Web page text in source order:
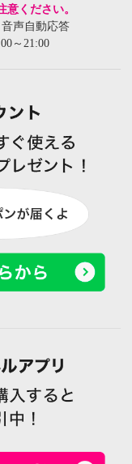
ください。
声自動応答
～21:00